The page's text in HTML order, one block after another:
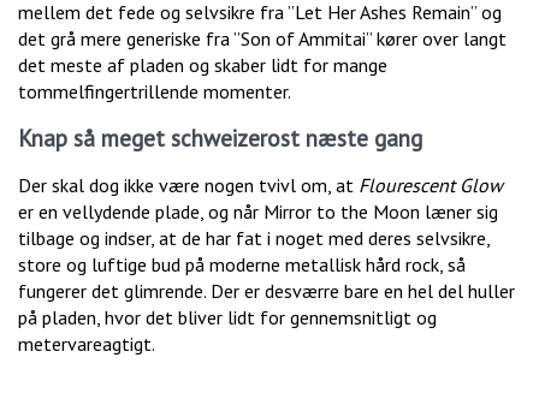
mellem det fede og selvsikre fra ”Let Her Ashes Remain” og
det grå mere generiske fra ”Son of Ammitai” kører over langt
det meste af pladen og skaber lidt for mange
tommelfingertrillende momenter.
Knap så meget schweizerost næste gang
Der skal dog ikke være nogen tvivl om, at Flourescent Glow
er en vellydende plade, og når Mirror to the Moon læner sig
tilbage og indser, at de har fat i noget med deres selvsikre,
store og luftige bud på moderne metallisk hård rock, så
fungerer det glimrende. Der er desværre bare en hel del huller
på pladen, hvor det bliver lidt for gennemsnitligt og
metervareagtigt.